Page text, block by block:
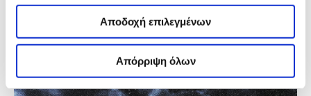
Αποδοχή επιλεγμένων
Απόρριψη όλων
Τι είναι η τακτική «double tap», από ποιους
χρησιμοποιείται και ποιους στοχεύει; Γιατί θεωρείται
παράνομη, βάσει του Διεθνούς Δικαίου; Εξηγεί στο
iMEdD η Δρ. Μανίσα Γκανγκούλι.